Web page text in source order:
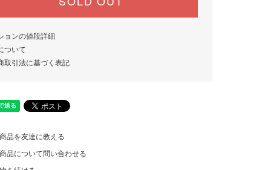
ョンの値段詳細
ついて
取引法に基づく表記
品を友達に教える
品について問い合わせる